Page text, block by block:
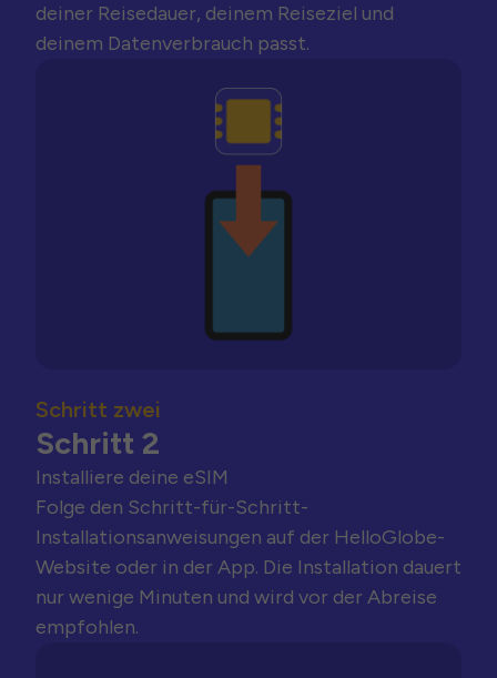
deiner Reisedauer, deinem Reiseziel und
deinem Datenverbrauch passt.
Schritt zwei
Schritt 2
Installiere deine eSIM
Folge den Schritt-für-Schritt-
Installationsanweisungen auf der HelloGlobe-
Website oder in der App. Die Installation dauert
nur wenige Minuten und wird vor der Abreise
empfohlen.